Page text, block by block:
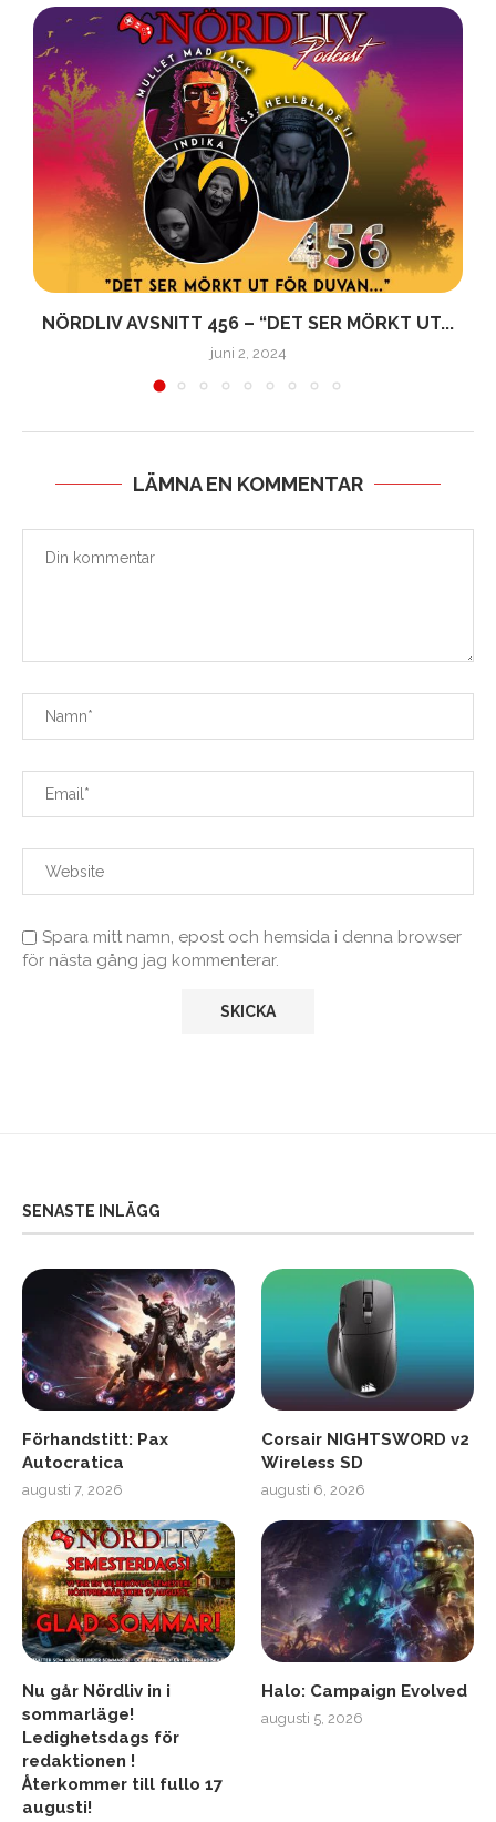
NÖRDLIV AVSNITT 456 – “DET SER MÖRKT UT...
juni 2, 2024
LÄMNA EN KOMMENTAR
Spara mitt namn, epost och hemsida i denna browser
för nästa gång jag kommenterar.
SENASTE INLÄGG
Förhandstitt: Pax
Autocratica
augusti 7, 2026
Corsair NIGHTSWORD v2
Wireless SD
augusti 6, 2026
Nu går Nördliv in i
sommarläge!
Ledighetsdags för
redaktionen !
Återkommer till fullo 17
augusti!
Halo: Campaign Evolved
augusti 5, 2026